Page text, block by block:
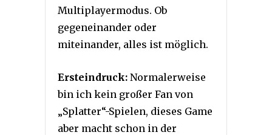
Multiplayermodus. Ob
gegeneinander oder
miteinander, alles ist möglich.
Ersteindruck: Normalerweise
bin ich kein großer Fan von
„Splatter“-Spielen, dieses Game
aber macht schon in der